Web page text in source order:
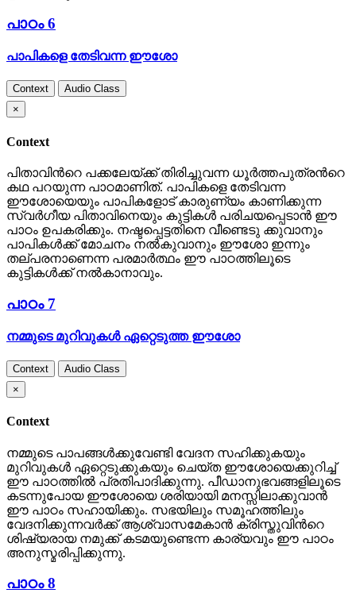
പാഠം 6
പാപികളെ തേടിവന്ന ഈശോ
Context
Audio Class
×
Context
പിതാവിന്‍റെ പക്കലേയ്ക്ക് തിരിച്ചുവന്ന ധൂര്‍ത്തപുത്രന്‍റെ
കഥ പറയുന്ന പാഠമാണിത്. പാപികളെ തേടിവന്ന
ഈശോയെയും പാപികളോട് കാരുണ്യം കാണിക്കുന്ന
സ്വര്‍ഗീയ പിതാവിനെയും കുട്ടികള്‍ പരിചയപ്പെടാന്‍ ഈ
പാഠം ഉപകരിക്കും. നഷ്ടപ്പെട്ടതിനെ വീണ്ടെടു ക്കുവാനും
പാപികള്‍ക്ക് മോചനം നല്‍കുവാനും ഈശോ ഇന്നും
തല്പരനാണെന്ന പരമാര്‍ത്ഥം ഈ പാഠത്തിലൂടെ
കുട്ടികള്‍ക്ക് നല്‍കാനാവും.
പാഠം 7
നമ്മുടെ മുറിവുകള്‍ ഏറ്റെടുത്ത ഈശോ
Context
Audio Class
×
Context
നമ്മുടെ പാപങ്ങള്‍ക്കുവേണ്ടി വേദന സഹിക്കുകയും
മുറിവുകള്‍ ഏറ്റെടുക്കുകയും ചെയ്ത ഈശോയെക്കുറിച്ച്
ഈ പാഠത്തില്‍ പ്രതിപാദിക്കുന്നു. പീഡാനുഭവങ്ങളിലൂടെ
കടന്നുപോയ ഈശോയെ ശരിയായി മനസ്സിലാക്കുവാന്‍
ഈ പാഠം സഹായിക്കും. സഭയിലും സമൂഹത്തിലും
വേദനിക്കുന്നവര്‍ക്ക് ആശ്വാസമേകാന്‍ ക്രിസ്തുവിന്‍റെ
ശിഷ്യരായ നമുക്ക് കടമയുണ്ടെന്ന കാര്യവും ഈ പാഠം
അനുസ്മരിപ്പിക്കുന്നു.
പാഠം 8